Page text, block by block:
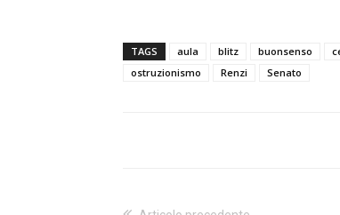
TAGS aula blitz buonsenso
ostruzionismo
Renzi Senato